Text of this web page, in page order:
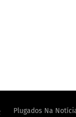
Plugados Na